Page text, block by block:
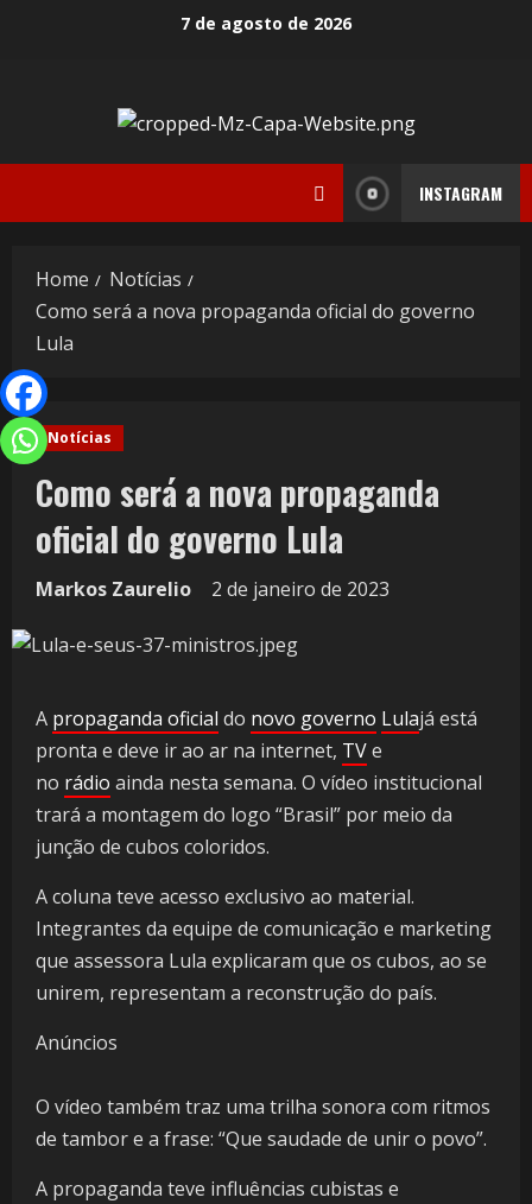
7 de agosto de 2026
INSTAGRAM
Home
Notícias
Como será a nova propaganda oficial do governo
Lula
Notícias
Como será a nova propaganda
oficial do governo Lula
Markos Zaurelio 2 de janeiro de 2023
A propaganda oficial do novo governo Lulajá está
pronta e deve ir ao ar na internet, TVe
no rádio ainda nesta semana. O vídeo institucional
trará a montagem do logo “Brasil” por meio da
junção de cubos coloridos.
A coluna teve acesso exclusivo ao material.
Integrantes da equipe de comunicação e marketing
que assessora Lula explicaram que os cubos, ao se
unirem, representam a reconstrução do país.
Anúncios
O vídeo também traz uma trilha sonora com ritmos
de tambor e a frase: “Que saudade de unir o povo”.
A propaganda teve influências cubistas e